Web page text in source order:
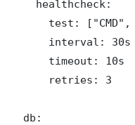
    healthcheck:
test:
      interval: 30s
      timeout: 10s
      retries: 3
  db: